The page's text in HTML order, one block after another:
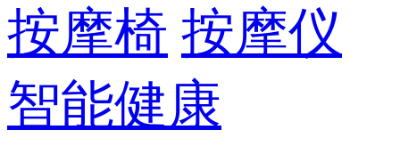
按摩椅 按摩仪
智能健康